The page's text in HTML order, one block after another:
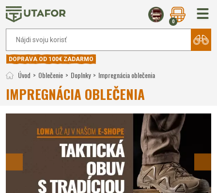
0
DOPRAVA OD 100€ ZADARMO
Úvod Oblečenie Doplnky Impregnácia oblečenia
IMPREGNÁCIA OBLEČENIA